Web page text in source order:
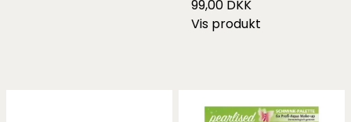
99,00 DKK
Vis produkt